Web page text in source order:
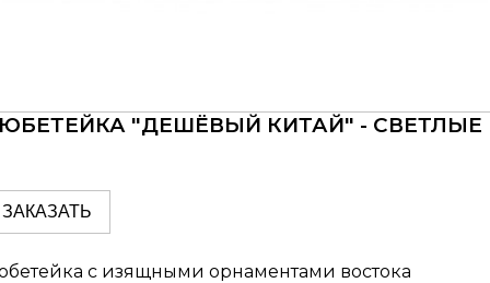
"ДЕШЁВЫЙ КИТАЙ" - СВЕТЛЫЕ
ЗАКАЗАТЬ
с изящными орнаментами востока